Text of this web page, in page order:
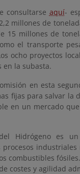
consultarse aquí-
millones de
15 millones de
el transporte
ocho proyectos
en la subasta.
en esta
fijas para salvar la
en un mercado
Hidrógeno es
combustibles
costes y agilidad